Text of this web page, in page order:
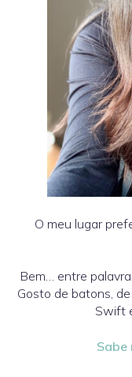
O meu lugar
Bem… entre
Gosto de batons,
Swift
Sabe